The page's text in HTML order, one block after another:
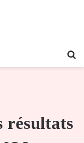
résultats